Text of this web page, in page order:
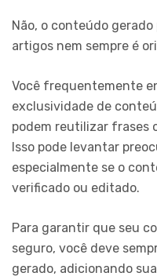
Não, o conteúdo
artigos nem sempre é
Você frequentemente
exclusividade de
podem reutilizar frases
Isso pode levantar
especialmente se o
verificado ou editado.
Para garantir que seu
seguro, você deve
gerado, adicionando